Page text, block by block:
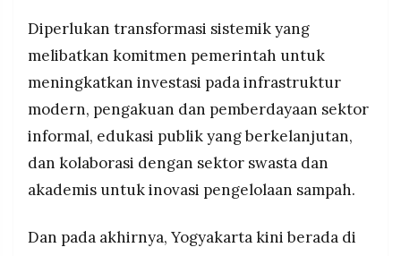
Diperlukan transformasi sistemik yang
melibatkan komitmen pemerintah untuk
meningkatkan investasi pada infrastruktur
modern, pengakuan dan pemberdayaan sektor
informal, edukasi publik yang berkelanjutan,
dan kolaborasi dengan sektor swasta dan
akademis untuk inovasi pengelolaan sampah.
Dan pada akhirnya, Yogyakarta kini berada di